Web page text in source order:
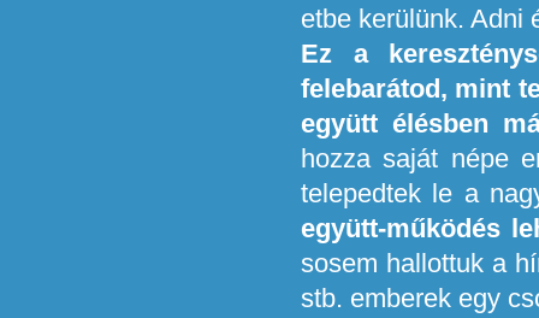
etbe kerülünk. Adni
Ez a
felebarátod, mint
együtt élésben
hozza saját népe
telepedtek le a
együtt-működés
sosem hallottuk a
stb. emberek egy